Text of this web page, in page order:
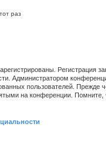
раз
Регистрация
Администратором
пользователей. Прежде
на конференции.